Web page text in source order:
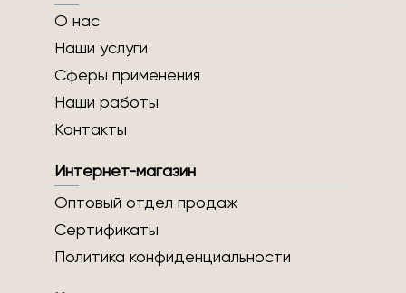
О нас
Наши услуги
Сферы применения
Наши работы
Контакты
Интернет-магазин
Оптовый отдел продаж
Сертификаты
Политика конфиденциальности